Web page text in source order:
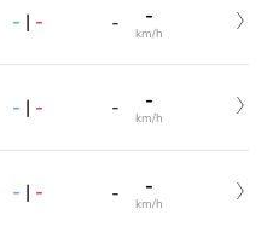
- | - - -
km/h
- | - - -
km/h
- | - - -
km/h